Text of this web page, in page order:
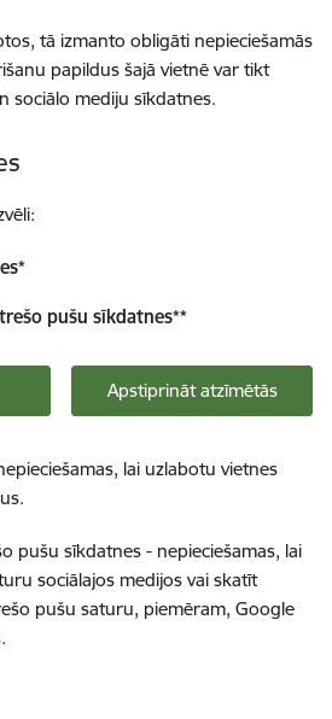
tā izmanto obligāti nepieciešamās
papildus šajā vietnē var tikt
sociālo mediju sīkdatnes.
*
pušu sīkdatnes**
Apstiprināt atzīmētās
lai uzlabotu vietnes
pušu sīkdatnes - nepieciešamas, lai
sociālajos medijos vai skatīt
pušu saturu, piemēram, Google